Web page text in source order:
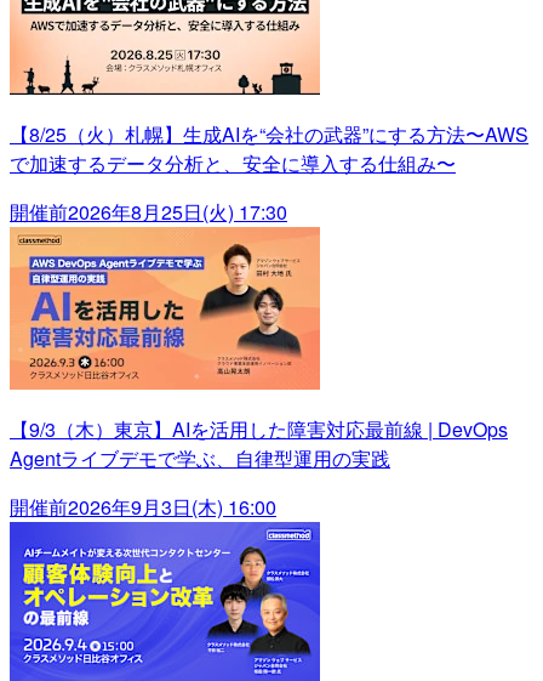
【8/25（火）札幌】生成AIを“会社の武器”にする方法〜AWS
で加速するデータ分析と、安全に導入する仕組み〜
開催前2026年8月25日(火) 17:30
【9/3（木）東京】AIを活用した障害対応最前線 | DevOps
Agentライブデモで学ぶ、自律型運用の実践
開催前2026年9月3日(木) 16:00